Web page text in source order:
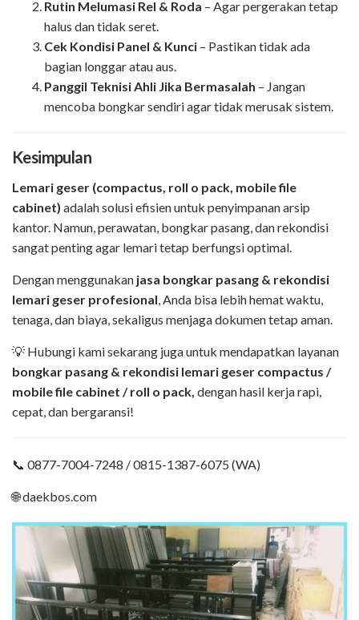
Rutin Melumasi Rel & Roda – Agar pergerakan tetap
halus dan tidak seret.
Cek Kondisi Panel & Kunci – Pastikan tidak ada
bagian longgar atau aus.
Panggil Teknisi Ahli Jika Bermasalah – Jangan
mencoba bongkar sendiri agar tidak merusak sistem.
Kesimpulan
Lemari geser (compactus, roll o pack, mobile file
cabinet) adalah solusi efisien untuk penyimpanan arsip
kantor. Namun, perawatan, bongkar pasang, dan rekondisi
sangat penting agar lemari tetap berfungsi optimal.
Dengan menggunakan jasa bongkar pasang & rekondisi
lemari geser profesional, Anda bisa lebih hemat waktu,
tenaga, dan biaya, sekaligus menjaga dokumen tetap aman.
💡 Hubungi kami sekarang juga untuk mendapatkan layanan
bongkar pasang & rekondisi lemari geser compactus /
mobile file cabinet / roll o pack, dengan hasil kerja rapi,
cepat, dan bergaransi!
📞 0877-7004-7248 / 0815-1387-6075 (WA)
🌐 daekbos.com